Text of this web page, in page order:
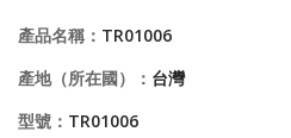
產品名稱： TR01006
產地（所在國）： 台灣
型號： TR01006